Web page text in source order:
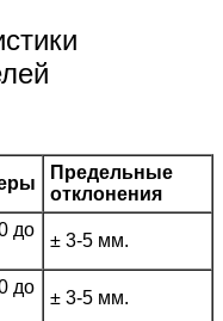
Предельные
отклонения
до
± 3-5 мм.
до
± 3-5 мм.